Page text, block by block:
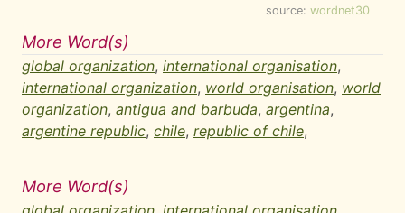
source: wordnet30
More Word(s)
global organization, international organisation,
international organization, world organisation, world
organization, antigua and barbuda, argentina,
argentine republic, chile, republic of chile,
More Word(s)